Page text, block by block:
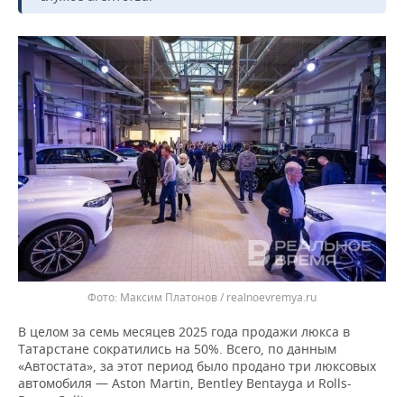
Максим Платонов / realnoevremya.ru
В целом за семь месяцев 2025 года продажи люкса в
Татарстане сократились на 50%. Всего, по данным
«Автостата», за этот период было продано три люксовых
автомобиля — Aston Martin, Bentley Bentayga и Rolls-